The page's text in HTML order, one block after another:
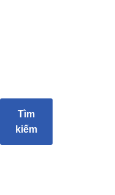
Tìm
kiếm